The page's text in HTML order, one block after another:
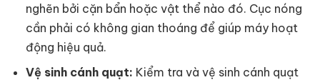
nghẽn bởi cặn bẩn hoặc vật thể nào đó. Cục nóng
cần phải có không gian thoáng để giúp máy hoạt
động hiệu quả.
Vệ sinh cánh quạt: Kiểm tra và vệ sinh cánh quạt